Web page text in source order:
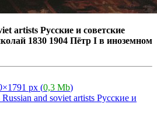
artists Русские и советские
1830 1904 Пётр I в иноземном
px (0,3 Mb)
Russian and soviet artists Русские и